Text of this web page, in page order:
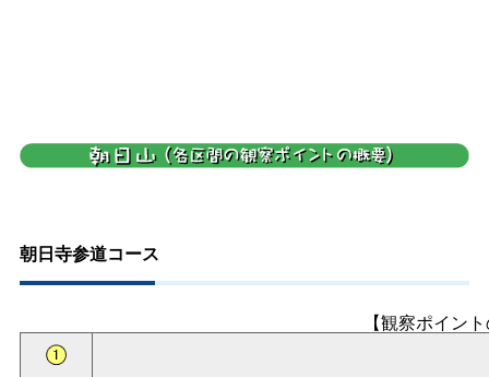
朝日寺参道コース
【観察ポイン